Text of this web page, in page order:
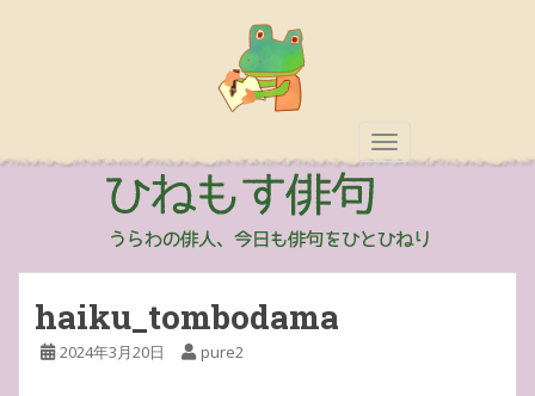
TOGGLE
haiku_tombodama
2024年3月20日 pure2